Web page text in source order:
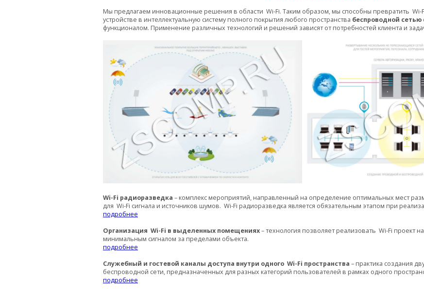
Мы предлагаем инновационные решения в области Wi-Fi. Таким образом, мы способны превратить Wi-
устройстве в интеллектуальную систему полного покрытия любого пространства беспроводной сетью
функционалом. Применение различных технологий и решений зависят от потребностей клиента и
Wi-Fi радиоразведка – комплекс мероприятий, направленный на определение оптимальных мест
для Wi-Fi сигнала и источников шумов. Wi-Fi радиоразведка является обязательным этапом при
подробнее
Организация Wi-Fi в выделенных помещениях– технология позволяет реализовать Wi-Fi проект
минимальным сигналом за пределами объекта.
подробнее
Служебный и гостевой каналы доступа внутри одного Wi-Fi пространства – практика создания
беспроводной сети, предназначенных для разных категорий пользователей в рамках одного
подробнее